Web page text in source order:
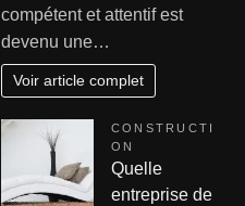
compétent et attentif est
devenu une…
Voir article complet
CONSTRUCTI
ON
Quelle
entreprise de